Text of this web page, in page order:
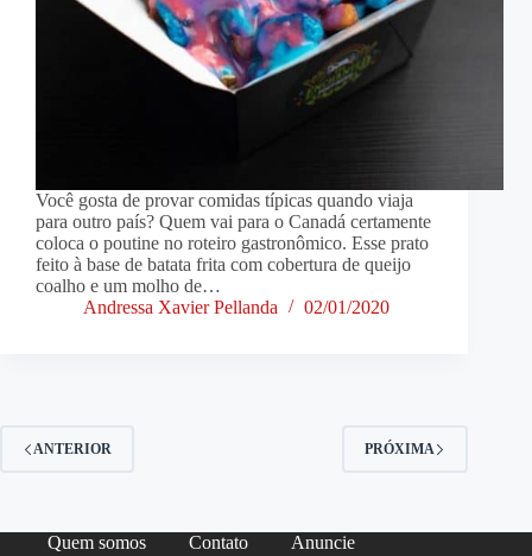
Você gosta de provar comidas típicas quando viaja
para outro país? Quem vai para o Canadá certamente
coloca o poutine no roteiro gastronômico. Esse prato
feito à base de batata frita com cobertura de queijo
coalho e um molho de…
Andressa Xavier Pellanda
02/01/2020
ANTERIOR PRÓXIMA
Quem somos Contato
Anuncie